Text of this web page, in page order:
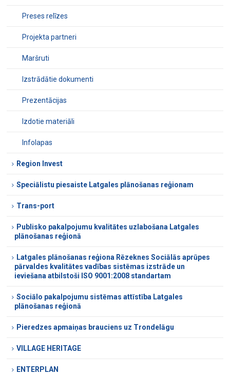
Preses relīzes
Projekta partneri
Maršruti
Izstrādātie dokumenti
Prezentācijas
Izdotie materiāli
Infolapas
Region Invest
Speciālistu piesaiste Latgales plānošanas reģionam
Trans-port
Publisko pakalpojumu kvalitātes uzlabošana Latgales
plānošanas reģionā
Latgales plānošanas reģiona Rēzeknes Sociālās aprūpes
pārvaldes kvalitātes vadības sistēmas izstrāde un
ieviešana atbilstoši ISO 9001:2008 standartam
Sociālo pakalpojumu sistēmas attīstība Latgales
plānošanas reģionā
Pieredzes apmaiņas brauciens uz Trondelāgu
VILLAGE HERITAGE
ENTERPLAN